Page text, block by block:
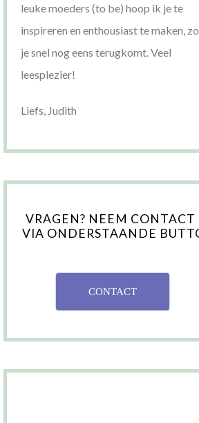
leuke moeders (to be) hoop ik je te
inspireren en enthousiast te maken,
je snel nog eens terugkomt. Veel
leesplezier!
Liefs, Judith
VRAGEN? NEEM CONTACT
VIA ONDERSTAANDE
CONTACT